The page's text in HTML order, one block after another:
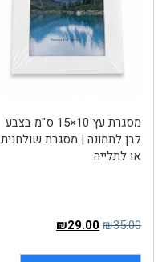
מסגרת עץ 10×15 ס"מ בצבע
לבן לתמונה | מסגרת שולחנית
או לתלייה
₪35.00
₪29.00